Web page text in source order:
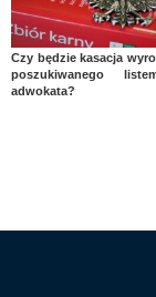
Czy będzie kasacja
poszukiwanego
adwokata?